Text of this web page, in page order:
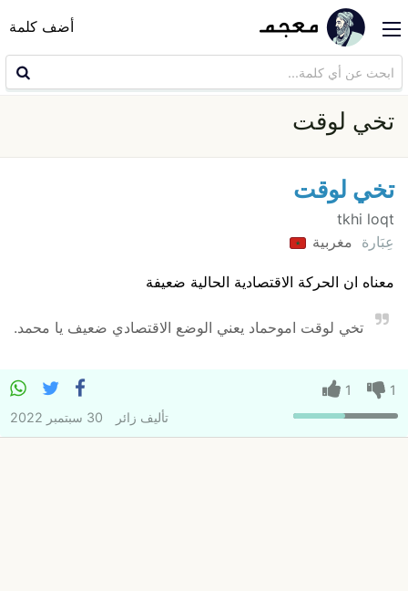
أضف كلمة
تخي لوقت
تخي لوقت
tkhi loqt
عِبَارة مغربية
معناه ان الحركة الاقتصادية الحالية ضعيفة
تخي لوقت اموحماد يعني الوضع الاقتصادي ضعيف يا محمد.
1
1
تأليف زائر 30 سبتمبر 2022